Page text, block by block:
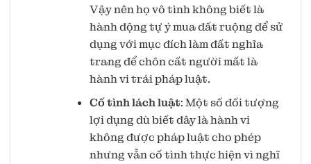
Vậy nên họ vô tình không biết là
hành động tự ý mua đất ruộng để sử
dụng với mục đích làm đất nghĩa
trang để chôn cất người mất là
hành vi trái pháp luật.
Cố tình lách luật: Một số đối tượng
lợi dụng dù biết đây là hành vi
không được pháp luật cho phép
nhưng vẫn cố tình thực hiện vì nghĩ